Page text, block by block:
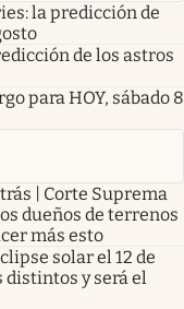
la predicción de
de los astros
para HOY, sábado 8
| Corte Suprema
dueños de terrenos
más esto
solar el 12 de
distintos y será el